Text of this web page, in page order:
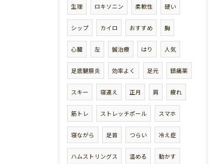
生理 ロキソニン 柔軟性 硬い
シップ カイロ おすすめ 胸
心臓 左 鍼治療 はり 人気
足底腱膜炎 効率よく 足元 鎮痛薬
スキー 寝違え 正月 肩 疲れ
筋トレ ストレッチポール スマホ
寝ながら 足首 つらい 冷え症
ハムストリングス 温める 動かす